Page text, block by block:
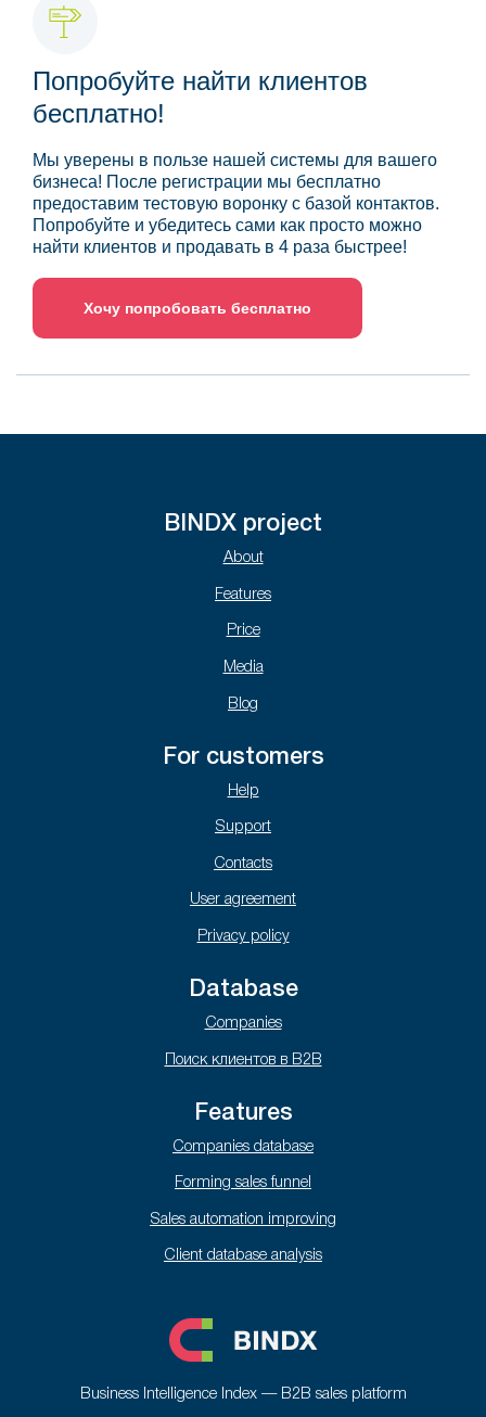
Попробуйте найти клиентов
бесплатно!
Мы уверены в пользе нашей системы для вашего
бизнеса! После регистрации мы бесплатно
предоставим тестовую воронку с базой контактов.
Попробуйте и убедитесь сами как просто можно
найти клиентов и продавать в 4 раза быстрее!
Хочу попробовать бесплатно
BINDX project
About
Features
Price
Media
Blog
For customers
Help
Support
Contacts
User agreement
Privacy policy
Database
Companies
Поиск клиентов в B2B
Features
Companies database
Forming sales funnel
Sales automation improving
Client database analysis
Business Intelligence Index — B2B sales platform